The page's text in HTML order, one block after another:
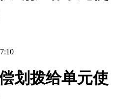
划拨给单元使